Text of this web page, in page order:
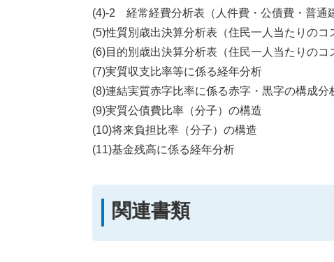
(4)-2 経常経費分析表（人件費・公債費・普通
(5)性質別歳出決算分析表（住民一人当たりのコ
(6)目的別歳出決算分析表（住民一人当たりのコ
(7)実質収支比率等に係る経年分析
(8)連結実質赤字比率に係る赤字・黒字の構成分
(9)実質公債費比率（分子）の構造
(10)将来負担比率（分子）の構造
(11)基金残高に係る経年分析
関連書類